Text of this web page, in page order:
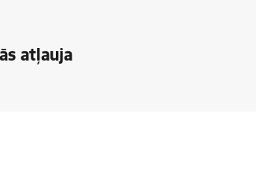
atļauja